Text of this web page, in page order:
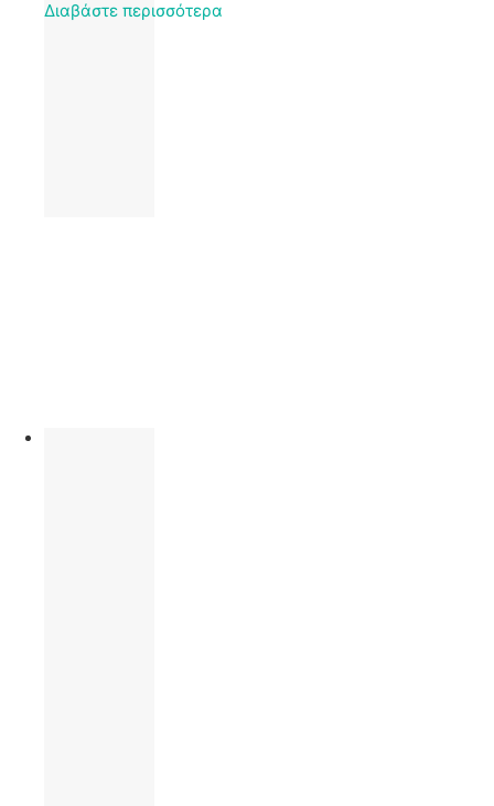
Διαβάστε περισσότερα